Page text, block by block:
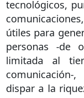
tecnológicos,
útiles para
personas -de
limitada al
dispar a la